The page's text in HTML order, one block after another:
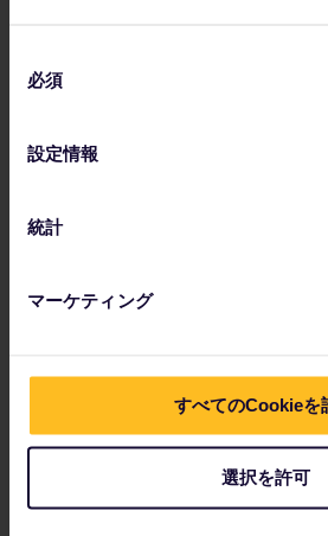
必須
設定情報
統計
マーケティング
すべてのCookieを
選択を許可
SANDEMANs NEW Europe は、世界
キングツアー提供企業であり、ヨー
の20都市でサービスを展開していま
の旅行客にサービスを提供する
のレビューで15万以上の5つ星評価を
用者は SANDEMANs が提携している
ランサーによる精魂込めサービスを
だら、SANDEMANs が20都市すべて
で、その都市の歴史や文化の一面を
パートナー企